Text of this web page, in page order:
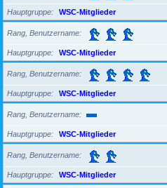
Hauptgruppe WSC-Mitglieder
Rang, Benutzername
Hauptgruppe WSC-Mitglieder
Rang, Benutzername
Hauptgruppe WSC-Mitglieder
Rang, Benutzername
Hauptgruppe WSC-Mitglieder
Rang, Benutzername
Hauptgruppe WSC-Mitglieder